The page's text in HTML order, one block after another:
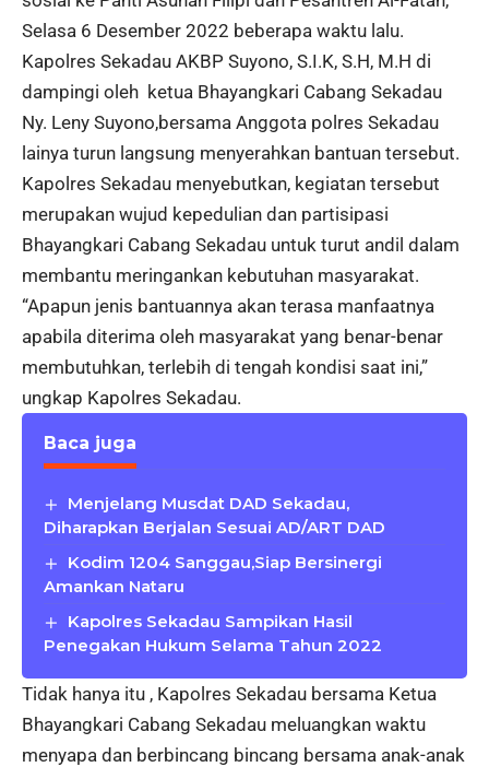
Selasa 6 Desember 2022 beberapa waktu lalu.
Kapolres Sekadau AKBP Suyono, S.I.K, S.H, M.H di
dampingi oleh ketua Bhayangkari Cabang Sekadau
Ny. Leny Suyono,bersama Anggota polres Sekadau
lainya turun langsung menyerahkan bantuan tersebut.
Kapolres Sekadau menyebutkan, kegiatan tersebut
merupakan wujud kepedulian dan partisipasi
Bhayangkari Cabang Sekadau untuk turut andil dalam
membantu meringankan kebutuhan masyarakat.
“Apapun jenis bantuannya akan terasa manfaatnya
apabila diterima oleh masyarakat yang benar-benar
membutuhkan, terlebih di tengah kondisi saat ini,”
ungkap Kapolres Sekadau.
Baca juga
Menjelang Musdat DAD Sekadau,
Diharapkan Berjalan Sesuai AD/ART DAD
Kodim 1204 Sanggau,Siap Bersinergi
Amankan Nataru
Kapolres Sekadau Sampikan Hasil
Penegakan Hukum Selama Tahun 2022
Tidak hanya itu , Kapolres Sekadau bersama Ketua
Bhayangkari Cabang Sekadau meluangkan waktu
menyapa dan berbincang bincang bersama anak-anak